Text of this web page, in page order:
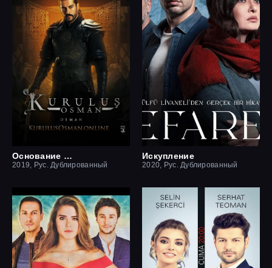
Основание Осман
2019, Рус. Дублированный
Искупление
2020, Рус. Дублированный